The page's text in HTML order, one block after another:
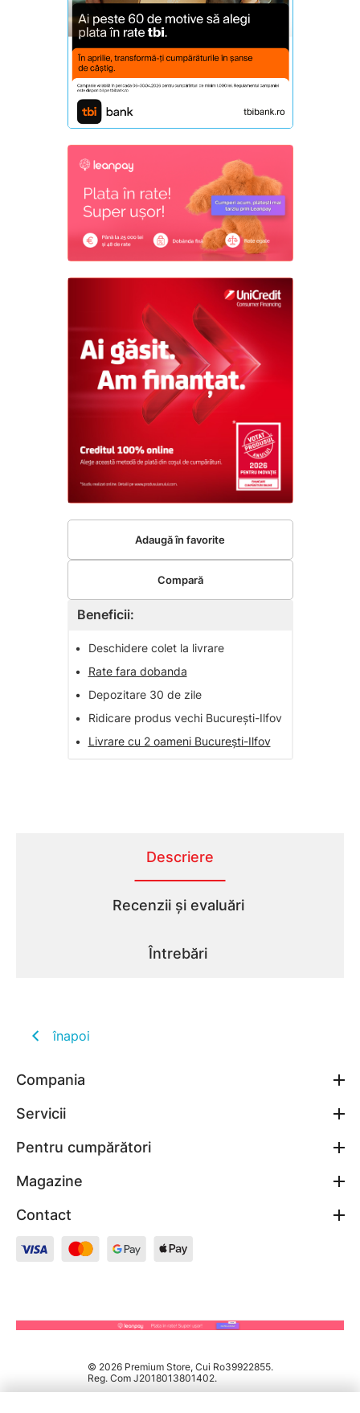
Beneficii:
•
Deschidere colet la livrare
•
Rate fara dobanda
•
Depozitare 30 de zile
•
Ridicare produs vechi București-Ilfov
•
Livrare cu 2 oameni București-Ilfov
Adaugă în favorite
Compară
Descriere
Recenzii și evaluări
Întrebări
înapoi
Compania
Servicii
Pentru cumpărători
Magazine
Contact
© 2026 Premium Store, Cui Ro39922855.
Reg. Com J2018013801402.